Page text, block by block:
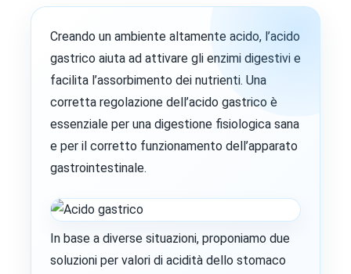
Creando un ambiente altamente acido, l’acido
gastrico aiuta ad attivare gli enzimi digestivi e
facilita l’assorbimento dei nutrienti. Una
corretta regolazione dell’acido gastrico è
essenziale per una digestione fisiologica sana
e per il corretto funzionamento dell’apparato
gastrointestinale.
In base a diverse situazioni, proponiamo due
soluzioni per valori di acidità dello stomaco